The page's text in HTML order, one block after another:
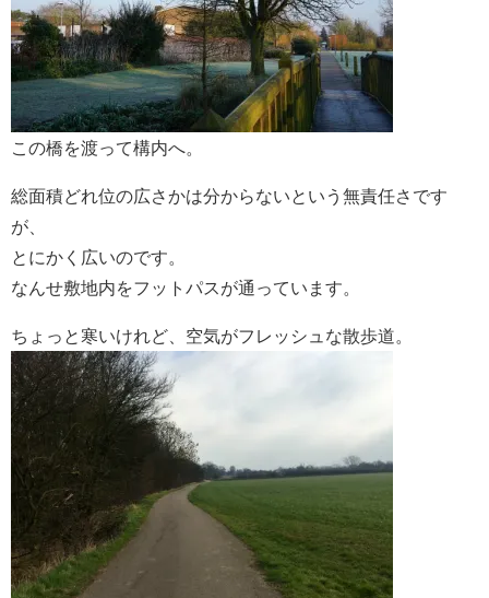
この橋を渡って構内へ。
総面積どれ位の広さかは分からないという無責任さです
が、
とにかく広いのです。
なんせ敷地内をフットパスが通っています。
ちょっと寒いけれど、空気がフレッシュな散歩道。